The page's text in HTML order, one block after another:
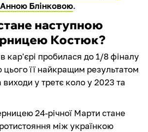
Блінковою.
наступною
Костюк?
кар'єрі пробилася до 1/8 фіналу
її найкращим результатом
у третє коло у 2023 та
24-річної Марти стане
між українкою